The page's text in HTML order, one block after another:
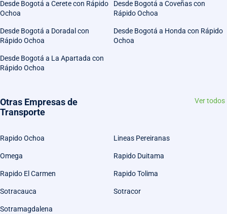
Desde Bogotá a Cerete con Rápido
Ochoa
Desde Bogotá a Coveñas con
Rápido Ochoa
Desde Bogotá a Doradal con
Rápido Ochoa
Desde Bogotá a Honda con Rápido
Ochoa
Desde Bogotá a La Apartada con
Rápido Ochoa
Otras Empresas de
Transporte
Ver todos
Rapido Ochoa Lineas Pereiranas
Omega Rapido Duitama
Rapido El Carmen Rapido Tolima
Sotracauca Sotracor
Sotramagdalena